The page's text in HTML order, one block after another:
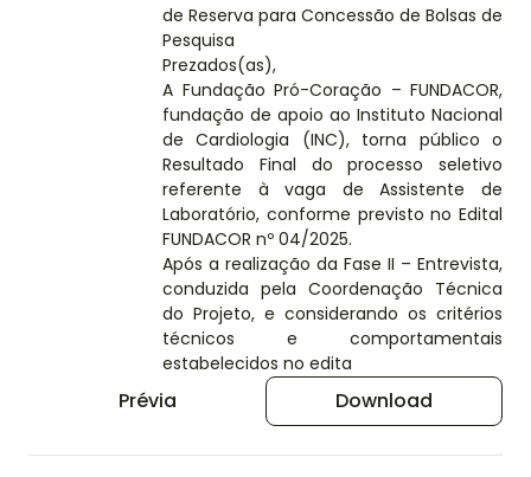
de Reserva para Concessão de Bolsas de
Pesquisa
Prezados(as),
A Fundação Pró-Coração – FUNDACOR,
fundação de apoio ao Instituto Nacional
de Cardiologia (INC), torna público o
Resultado Final do processo seletivo
referente à vaga de Assistente de
Laboratório, conforme previsto no Edital
FUNDACOR nº 04/2025.
Após a realização da Fase II – Entrevista,
conduzida pela Coordenação Técnica
do Projeto, e considerando os critérios
técnicos e comportamentais
estabelecidos no edita
Prévia Download